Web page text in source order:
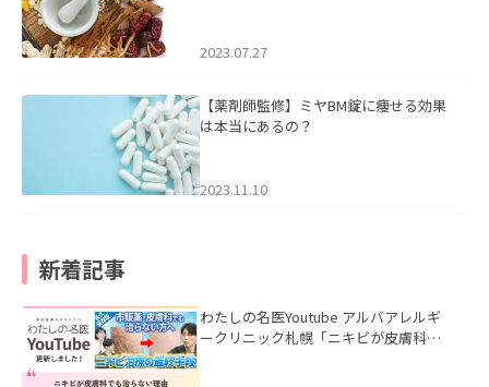
2023.07.27
【薬剤師監修】ミヤBM錠に痩せる効果
は本当にあるの？
2023.11.10
新着記事
わたしの名医Youtube アルバアレルギ
ークリニック札幌「ニキビが皮膚科で